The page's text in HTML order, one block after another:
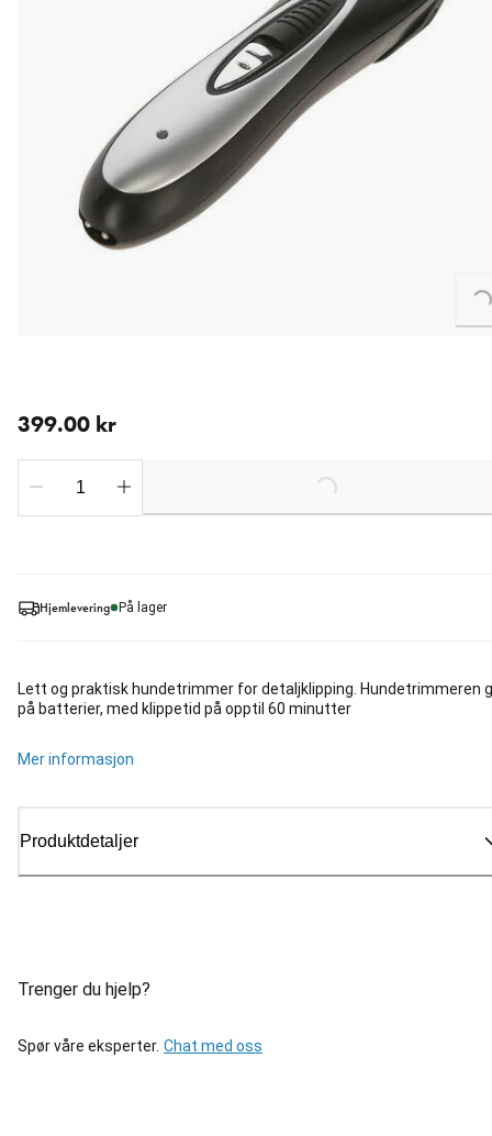
Loading...
Hjemlevering På lager
Lett og praktisk hundetrimmer for detaljklipping. Hundetrimmeren
på batterier, med klippetid på opptil 60 minutter
Mer informasjon
Produktdetaljer
Trenger du hjelp?
Spør våre eksperter. Chat med oss
399.00 kr
Loading...